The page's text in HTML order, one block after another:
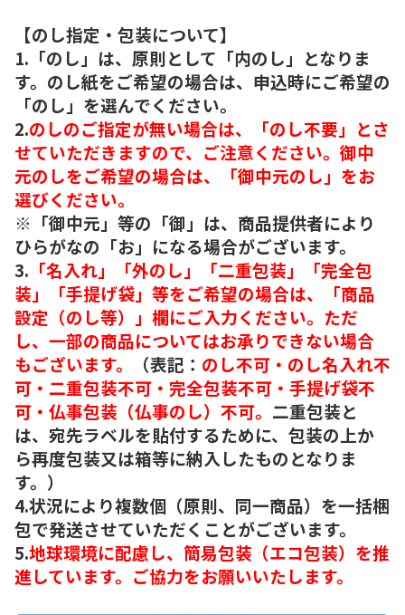
【のし指定・包装について】
1.「のし」は、原則として「内のし」となりま
す。のし紙をご希望の場合は、申込時にご希望の
「のし」を選んでください。
2.のしのご指定が無い場合は、「のし不要」とさ
せていただきますので、ご注意ください。御中
元のしをご希望の場合は、「御中元のし」をお
選びください。
※「御中元」等の「御」は、商品提供者により
ひらがなの「お」になる場合がございます。
3. 「名入れ」「外のし」「二重包装」「完全包
装」「手提げ袋」等をご希望の場合は、「商品
設定（のし等）」欄にご入力ください。ただ
し、一部の商品についてはお承りできない場合
もございます。
（表記： のし不可・のし名入れ不
可・二重包装不可・完全包装不可・手提げ袋不
可・仏事包装（仏事のし）不可。 二重包装と
は、宛先ラベルを貼付するために、包装の上か
ら再度包装又は箱等に納入したものとなりま
す。）
4.状況により複数個（原則、同一商品）を一括梱
包で発送させていただくことがございます。
5.地球環境に配慮し、簡易包装（エコ包装）を推
進しています。ご協力をお願いいたします。